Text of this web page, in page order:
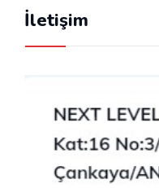
İletişim